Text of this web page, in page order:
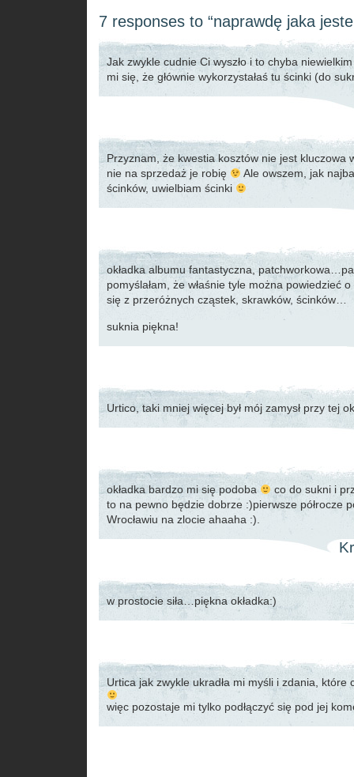
7 responses to “naprawdę jaka
Jak zwykle cudnie Ci wyszło i to chyba
mi się, że głównie wykorzystałaś tu ścinki (do
Przyznam, że kwestia kosztów nie jest kluczowa
nie na sprzedaż je robię
Ale owszem, jak
ścinków, uwielbiam ścinki
okładka albumu fantastyczna,
pomyślałam, że właśnie tyle można powiedzieć
się z przeróżnych cząstek, skrawków, ścinków…
suknia piękna!
Urtico, taki mniej więcej był mój zamysł przy tej
okładka bardzo mi się podoba
co do sukni i
to na pewno będzie dobrze :)pierwsze półrocze
Wrocławiu na zlocie ahaaha :).
w prostocie siła…piękna okładka:)
Urtica jak zwykle ukradła mi myśli i zdania, które
więc pozostaje mi tylko podłączyć się pod jej